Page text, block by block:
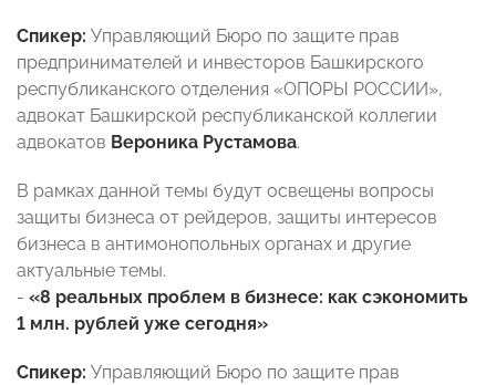
Спикер: Управляющий Бюро по защите прав
предпринимателей и инвесторов Башкирского
республиканского отделения «ОПОРЫ РОССИИ»,
адвокат Башкирской республиканской коллегии
адвокатов Вероника Рустамова.
В рамках данной темы будут освещены вопросы
защиты бизнеса от рейдеров, защиты интересов
бизнеса в антимонопольных органах и другие
актуальные темы.
- «8 реальных проблем в бизнесе: как сэкономить
1 млн. рублей уже сегодня»
Спикер: Управляющий Бюро по защите прав